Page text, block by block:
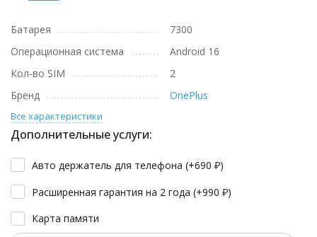
Батарея
7300
Операционная система
Android 16
Кол-во SIM
2
Бренд
OnePlus
Все характеристики
Дополнительные услуги:
Авто держатель для телефона (+690 ₽)
Расширенная гарантия на 2 года (+990 ₽)
Карта памяти